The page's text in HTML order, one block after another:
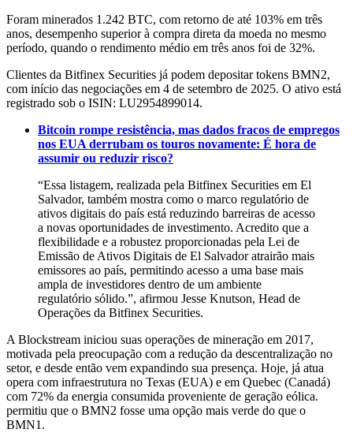
Foram minerados 1.242 BTC, com retorno de até 103% em três
anos, desempenho superior à compra direta da moeda no mesmo
período, quando o rendimento médio em três anos foi de 32%.
Clientes da Bitfinex Securities já podem depositar tokens BMN2,
com início das negociações em 4 de setembro de 2025. O ativo está
registrado sob o ISIN: LU2954899014.
Bitcoin rompe resistência, mas dados fracos de empregos
nos EUA derrubam os touros novamente: É hora de
assumir ou reduzir risco?
“Essa listagem, realizada pela Bitfinex Securities em El
Salvador, também mostra como o marco regulatório de
ativos digitais do país está reduzindo barreiras de acesso
a novas oportunidades de investimento. Acredito que a
flexibilidade e a robustez proporcionadas pela Lei de
Emissão de Ativos Digitais de El Salvador atrairão mais
emissores ao país, permitindo acesso a uma base mais
ampla de investidores dentro de um ambiente
regulatório sólido.”, afirmou Jesse Knutson, Head de
Operações da Bitfinex Securities.
A Blockstream iniciou suas operações de mineração em 2017,
motivada pela preocupação com a redução da descentralização no
setor, e desde então vem expandindo sua presença. Hoje, já atua
opera com infraestrutura no Texas (EUA) e em Quebec (Canadá)
com 72% da energia consumida proveniente de geração eólica.
permitiu que o BMN2 fosse uma opção mais verde do que o
BMN1.